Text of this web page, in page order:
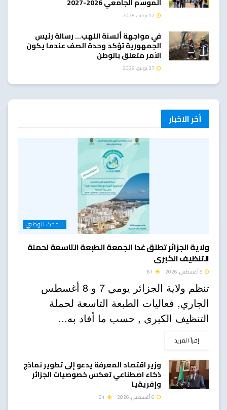
في مواجهة ألسنة اللهب… رسالة رئيس
الجمهورية تؤكد وحدة الصف عندما يكون
الأمر متعلق بالوطن
أخر الاخبار
الحدث الوطني
ولاية الجزائر تطلق غدا الجمعة الطبعة التاسعة لحملة
التنظيف الكبرى
تنظم ولاية الجزائر يومي 7 و 8 أغسطس
الجاري, فعاليات الطبعة التاسعة لحملة
التنظيف الكبرى , حسب ما أفاد به...
إقرأ المزيدDETAILS
وزير اقتصاد المعرفة يدعو إلى تطوير نماذج
ذكاء اصطناعي تعكس خصوصيات الجزائر
وإفريقيا